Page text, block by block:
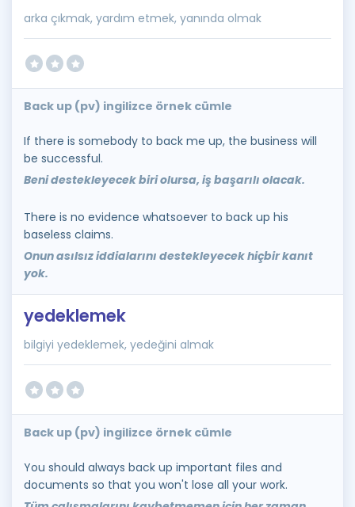
arka çıkmak, yardım etmek, yanında olmak
Back up (pv) ingilizce örnek cümle
If there is somebody to back me up, the business will
be successful.
Beni destekleyecek biri olursa, iş başarılı olacak.
There is no evidence whatsoever to back up his
baseless claims.
Onun asılsız iddialarını destekleyecek hiçbir kanıt
yok.
yedeklemek
bilgiyi yedeklemek, yedeğini almak
Back up (pv) ingilizce örnek cümle
You should always back up important files and
documents so that you won't lose all your work.